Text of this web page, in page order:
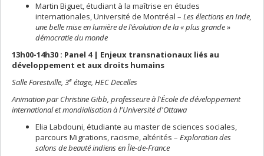
Martin Biguet, étudiant à la maîtrise en études
internationales, Université de Montréal – Les élections en Inde,
une belle mise en lumière de l’évolution de la « plus grande »
démocratie du monde
13h00-14h30 : Panel 4 | Enjeux transnationaux liés au
développement et aux droits humains
Salle Forestville, 3e étage, HEC Decelles
Animation par Christine Gibb, professeure à l'École de développement
international et mondialisation à l'Université d'Ottawa
Elia Labdouni, étudiante au master de sciences sociales,
parcours Migrations, racisme, altérités – Exploration des
salons de beauté indiens en Île-de-France